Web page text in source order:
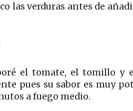
las verduras antes de
el tomate, el tomillo y
pues su sabor es muy
a fuego medio.